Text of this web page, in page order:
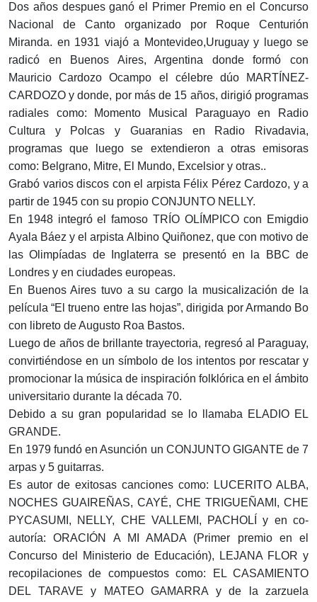
Dos años despues ganó el Primer Premio en el Concurso
Nacional de Canto organizado por Roque Centurión
Miranda. en 1931 viajó a Montevideo,Uruguay y luego se
radicó en Buenos Aires, Argentina donde formó con
Mauricio Cardozo Ocampo el célebre dúo MARTÍNEZ-
CARDOZO y donde, por más de 15 años, dirigió programas
radiales como: Momento Musical Paraguayo en Radio
Cultura y Polcas y Guaranias en Radio Rivadavia,
programas que luego se extendieron a otras emisoras
como: Belgrano, Mitre, El Mundo, Excelsior y otras..
Grabó varios discos con el arpista Félix Pérez Cardozo, y a
partir de 1945 con su propio CONJUNTO NELLY.
En 1948 integró el famoso TRÍO OLÍMPICO con Emigdio
Ayala Báez y el arpista Albino Quiñonez, que con motivo de
las Olimpíadas de Inglaterra se presentó en la BBC de
Londres y en ciudades europeas.
En Buenos Aires tuvo a su cargo la musicalización de la
película “El trueno entre las hojas”, dirigida por Armando Bo
con libreto de Augusto Roa Bastos.
Luego de años de brillante trayectoria, regresó al Paraguay,
convirtiéndose en un símbolo de los intentos por rescatar y
promocionar la música de inspiración folklórica en el ámbito
universitario durante la década 70.
Debido a su gran popularidad se lo llamaba ELADIO EL
GRANDE.
En 1979 fundó en Asunción un CONJUNTO GIGANTE de 7
arpas y 5 guitarras.
Es autor de exitosas canciones como: LUCERITO ALBA,
NOCHES GUAIREÑAS, CAYÉ, CHE TRIGUEÑAMI, CHE
PYCASUMI, NELLY, CHE VALLEMI, PACHOLÍ y en co-
autoría: ORACIÓN A MI AMADA (Primer premio en el
Concurso del Ministerio de Educación), LEJANA FLOR y
recopilaciones de compuestos como: EL CASAMIENTO
DEL TARAVE y MATEO GAMARRA y de la zarzuela